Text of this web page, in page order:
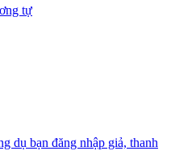
tự
dụ bạn đăng nhập giả, thanh